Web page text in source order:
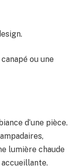
ou une
d’une pièce.
lumière chaude
accueillante.